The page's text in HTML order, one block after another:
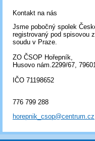
Kontakt na nás
Jsme pobočný spolek
registrovaný pod spisovou
soudu v Praze.
ZO ČSOP Hořepník,
Husovo nám.2299/67,
IČO 71198652
776 799 288
horepnik_csop@centrum.cz